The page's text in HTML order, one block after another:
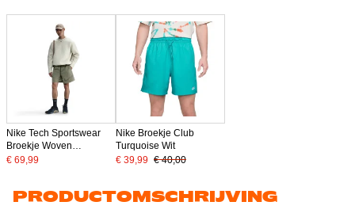
Nike Tech Sportswear
Broekje Woven
Grijsgroen Zwart
€ 69,99
Nike Broekje Club
Turquoise Wit
€ 39,99 € 40,00
PRODUCTOMSCHRIJVING